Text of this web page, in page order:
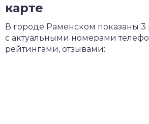
карте
В городе Раменском показаны 3
с актуальными номерами
рейтингами, отзывами: